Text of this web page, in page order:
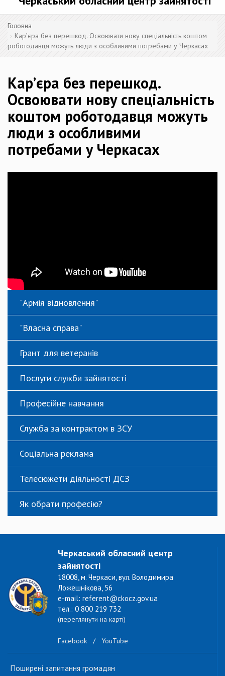
Головна
Кар’єра без перешкод. Освоювати нову спеціальність коштом
роботодавця можуть люди з особливими потребами у Черкасах
Кар’єра без перешкод.
Освоювати нову спеціальність
коштом роботодавця можуть
люди з особливими
потребами у Черкасах
"Армія відновлення"
"Власна справа"
Грант для ветеранів
Послуги служби зайнятості
Професійне навчання
Служба за контрактом в ЗСУ
Соціальна реклама
Телесюжети діяльності ДСЗ
Як обрати професію?
Черкаський обласний центр
зайнятості
18008, м. Черкаси, вул. Володимира
Ложешнікова, 56
e-mail: referent@ckocz.gov.ua
тел.: 0 800 219 732
(переглянути на карті)
Facebook / YouTube
Поширені запитання громадян